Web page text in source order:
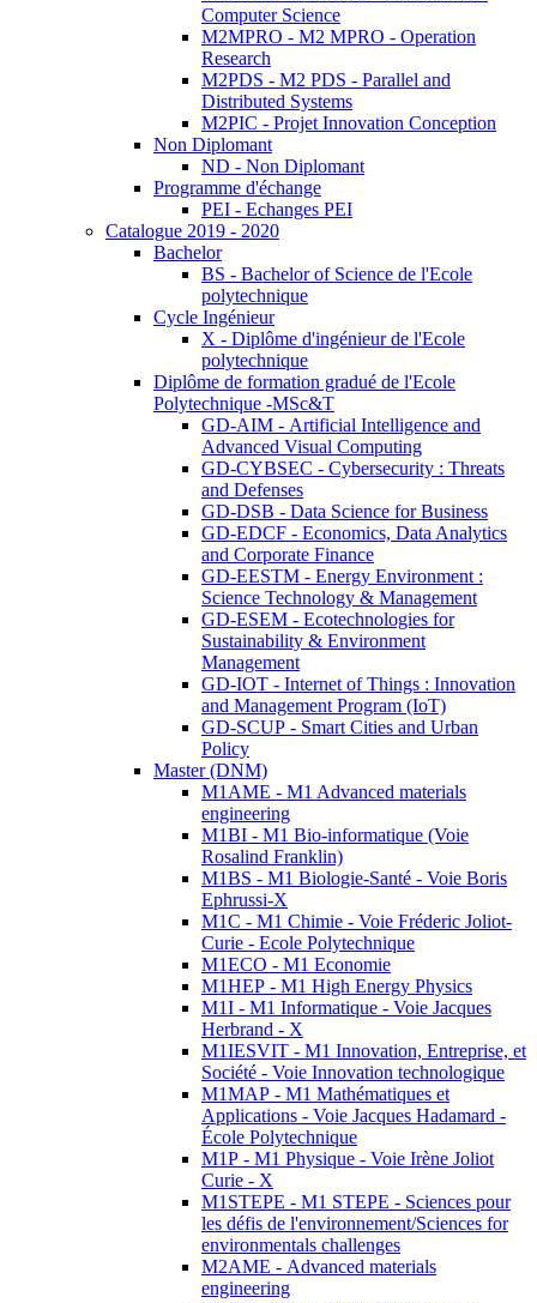
Computer Science
M2MPRO - M2 MPRO - Operation
Research
M2PDS - M2 PDS - Parallel and
Distributed Systems
M2PIC - Projet Innovation Conception
Non Diplomant
ND - Non Diplomant
Programme d'échange
PEI - Echanges PEI
Catalogue 2019 - 2020
Bachelor
BS - Bachelor of Science de l'Ecole
polytechnique
Cycle Ingénieur
X - Diplôme d'ingénieur de l'Ecole
polytechnique
Diplôme de formation gradué de l'Ecole
Polytechnique -MSc&T
GD-AIM - Artificial Intelligence and
Advanced Visual Computing
GD-CYBSEC - Cybersecurity : Threats
and Defenses
GD-DSB - Data Science for Business
GD-EDCF - Economics, Data Analytics
and Corporate Finance
GD-EESTM - Energy Environment :
Science Technology & Management
GD-ESEM - Ecotechnologies for
Sustainability & Environment
Management
GD-IOT - Internet of Things : Innovation
and Management Program (IoT)
GD-SCUP - Smart Cities and Urban
Policy
Master (DNM)
M1AME - M1 Advanced materials
engineering
M1BI - M1 Bio-informatique (Voie
Rosalind Franklin)
M1BS - M1 Biologie-Santé - Voie Boris
Ephrussi-X
M1C - M1 Chimie - Voie Fréderic Joliot-
Curie - Ecole Polytechnique
M1ECO - M1 Economie
M1HEP - M1 High Energy Physics
M1I - M1 Informatique - Voie Jacques
Herbrand - X
M1IESVIT - M1 Innovation, Entreprise, et
Société - Voie Innovation technologique
M1MAP - M1 Mathématiques et
Applications - Voie Jacques Hadamard -
École Polytechnique
M1P - M1 Physique - Voie Irène Joliot
Curie - X
M1STEPE - M1 STEPE - Sciences pour
les défis de l'environnement/Sciences for
environmentals challenges
M2AME - Advanced materials
engineering